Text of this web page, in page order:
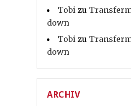
Tobi zu
down
Tobi zu
down
ARCHIV